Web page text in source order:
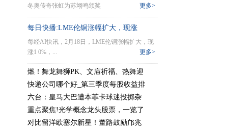
冠军张虹为其颁奖-快资讯
冬奥传奇张虹为苏翊鸣颁奖 更多>
每日快播:LME伦铜涨幅扩大，现涨
1.0%，最新报12745.5美元/吨
每经AI快讯，2月18日，LME伦铜涨幅扩大，现
涨1 0%，...
更多>
燃！舞龙舞狮PK、文庙祈福、热舞迎
快递公司哪个好_第三季度每股收益排
六台：皇马大巴遭本菲卡球迷投掷杂
重点聚焦!光学概念龙头股票，一览了
对比留洋欧塞尔新星！董路鼓励邝兆